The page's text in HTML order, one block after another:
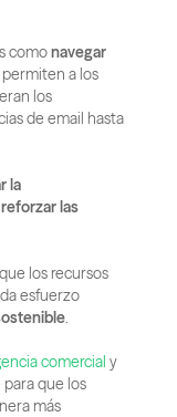
como navegar
permiten a los
los
de email hasta
la
las
los recursos
esfuerzo
.
comercial y
que los
más